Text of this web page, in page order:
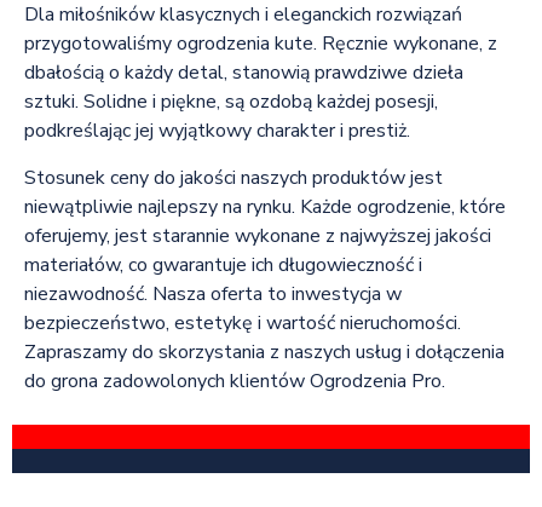
Dla miłośników klasycznych i eleganckich rozwiązań
przygotowaliśmy ogrodzenia kute. Ręcznie wykonane, z
dbałością o każdy detal, stanowią prawdziwe dzieła
sztuki. Solidne i piękne, są ozdobą każdej posesji,
podkreślając jej wyjątkowy charakter i prestiż.
Stosunek ceny do jakości naszych produktów jest
niewątpliwie najlepszy na rynku. Każde ogrodzenie, które
oferujemy, jest starannie wykonane z najwyższej jakości
materiałów, co gwarantuje ich długowieczność i
niezawodność. Nasza oferta to inwestycja w
bezpieczeństwo, estetykę i wartość nieruchomości.
Zapraszamy do skorzystania z naszych usług i dołączenia
do grona zadowolonych klientów Ogrodzenia Pro.